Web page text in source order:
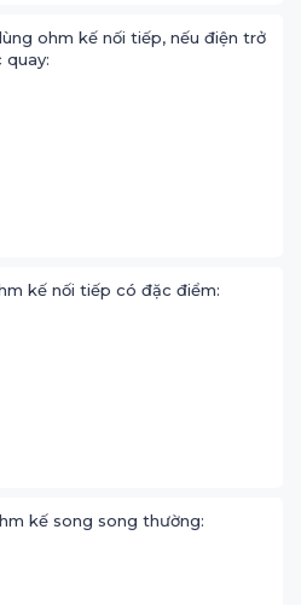
ohm kế nối tiếp, nếu điện trở
kế nối tiếp có đặc điểm:
kế song song thường: